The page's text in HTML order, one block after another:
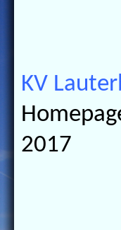
KV
2017